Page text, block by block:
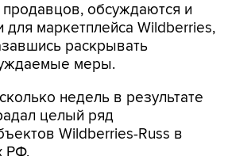
обсуждаются и
маркетплейса Wildberries,
раскрывать
меры.
недель в результате
целый ряд
Wildberries-Russ в